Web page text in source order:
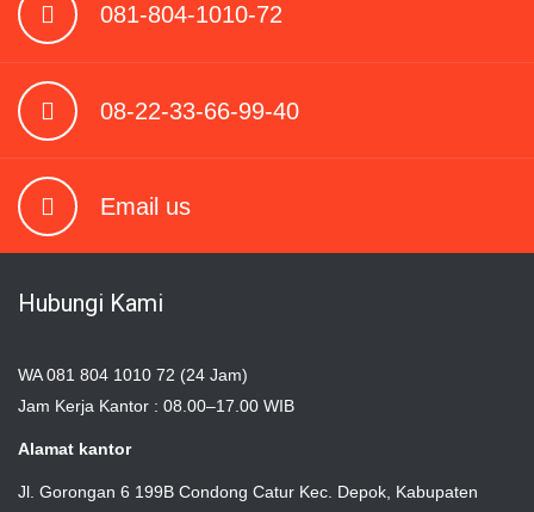
081-804-1010-72
08-22-33-66-99-40
Email us
Hubungi Kami
WA 081 804 1010 72 (24 Jam)
Jam Kerja Kantor : 08.00–17.00 WIB
Alamat kantor
Jl. Gorongan 6 199B Condong Catur Kec. Depok, Kabupaten